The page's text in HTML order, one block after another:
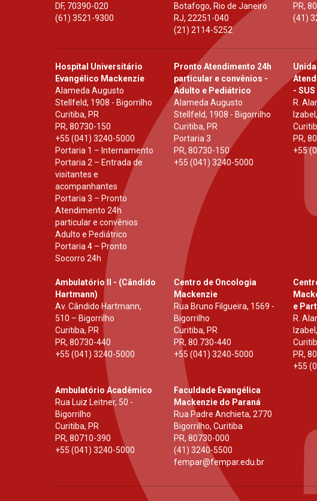
DF, 70390-020
(61) 3521-9300
Botafogo, Rio de Janeiro
RJ,22251-040
(21) 2114-5252
PR,
(41)
Hospital Universitário
Evangélico Mackenzie
Alameda Augusto
Stellfeld, 1908 - Bigorrilho
Curitiba, PR
PR, 80730-150
+55 (041) 3240-5000
Portaria 1 – Internamento
Portaria 2 – Entrada de
visitantes e
acompanhantes
Portaria 3 – Pronto
Atendimento 24h
particular e convênios
Adulto e Pediátrico
Portaria 4 – Pronto
Socorro 24h
Pronto Atendimento 24h
particular e convênios -
Adulto e Pediátrico
Alameda Augusto
Stellfeld, 1908 - Bigorrilho
Curitiba, PR
Portaria 3
PR,80730-150
+55 (041) 3240-5000
- SUS
R.
PR,
+55
Ambulatório II - (Cândido
Hartmann)
Av. Cândido Hartmann,
510 – Bigorrilho
Curitiba, PR
PR, 80730-440
+55 (041) 3240-5000
Centro de Oncologia
Mackenzie
Rua Bruno Filgueira, 1569 -
Bigorrilho
Curitiba, PR
PR,80.730-440
+55 (041) 3240-5000
e
R.
PR,
+55
Ambulatório Acadêmico
Rua Luiz Leitner, 50 -
Bigorrilho
Curitiba, PR
PR, 80710-390
+55 (041) 3240-5000
Faculdade Evangélica
Mackenzie do Paraná
Rua Padre Anchieta, 2770
Bigorrilho, Curitiba
PR,80730-000
(41) 3240-5500
fempar@fempar.edu.br